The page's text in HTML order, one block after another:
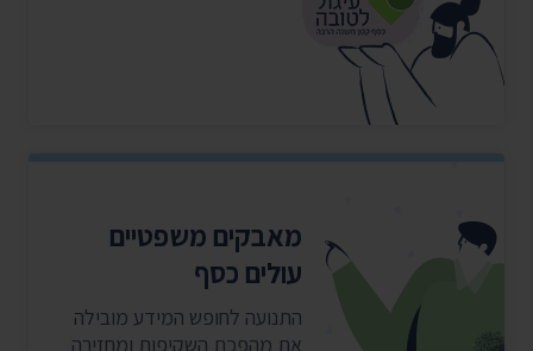
מאבקים משפטיים
עולים כסף
התנועה לחופש המידע מובילה
את מהפכת השקיפות ומחזירה